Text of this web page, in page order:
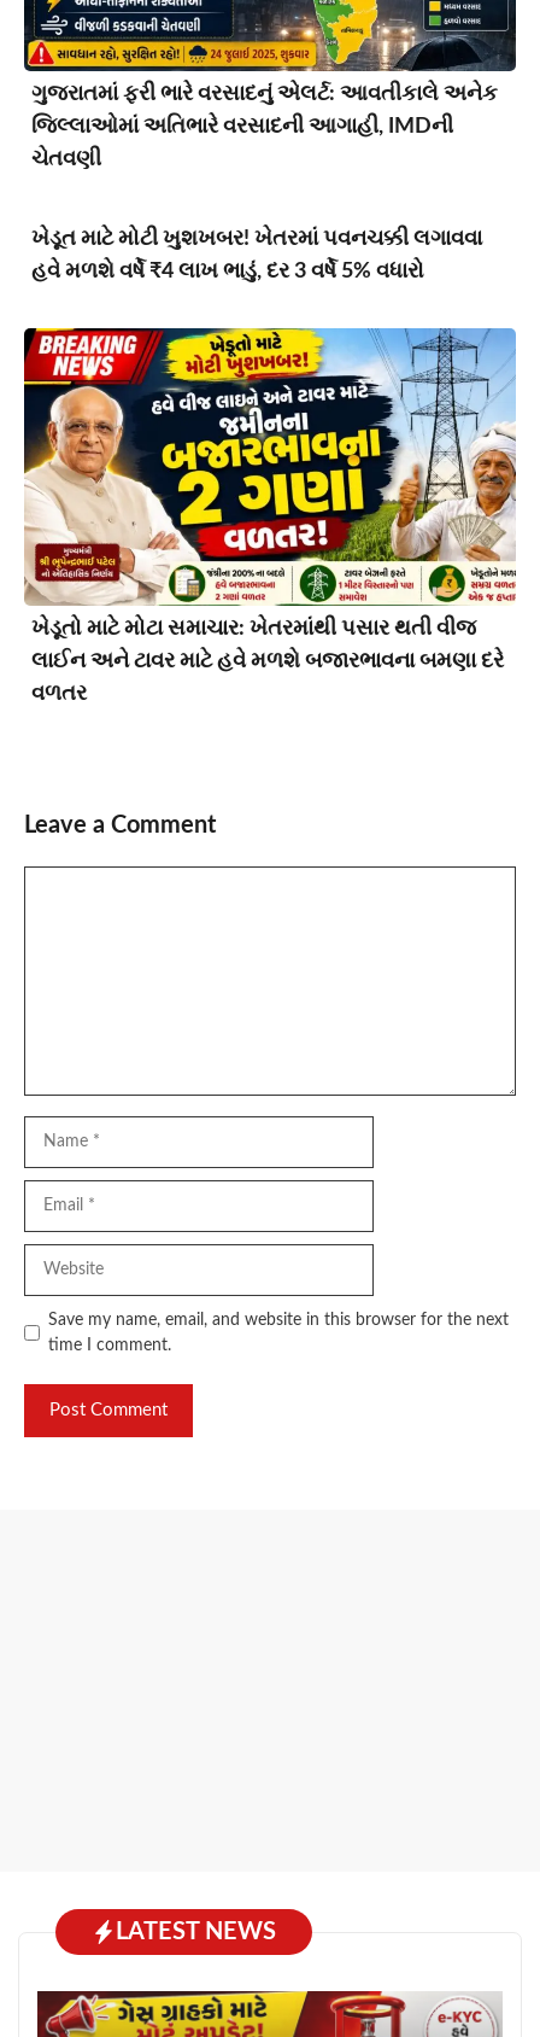
ગુજરાતમાં ફરી ભારે વરસાદનું એલર્ટ: આવતીકાલે અનેક
જિલ્લાઓમાં અતિભારે વરસાદની આગાહી, IMDની
ચેતવણી
ખેડૂત માટે મોટી ખુશખબર! ખેતરમાં પવનચક્કી લગાવવા
હવે મળશે વર્ષે ₹4 લાખ ભાડું, દર 3 વર્ષે 5% વધારો
ખેડૂતો માટે મોટા સમાચાર: ખેતરમાંથી પસાર થતી વીજ
લાઈન અને ટાવર માટે હવે મળશે બજારભાવના બમણા દરે
વળતર
Leave a Comment
Save my name, email, and website in this browser for the next
time I comment.
LATEST NEWS